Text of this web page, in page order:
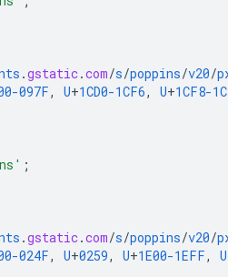
.gstatic.com/s/poppins/v20/
097F, U+1CD0-1CF6, U+1CF8-
;
.gstatic.com/s/poppins/v20/
024F, U+0259, U+1E00-1EFF, U